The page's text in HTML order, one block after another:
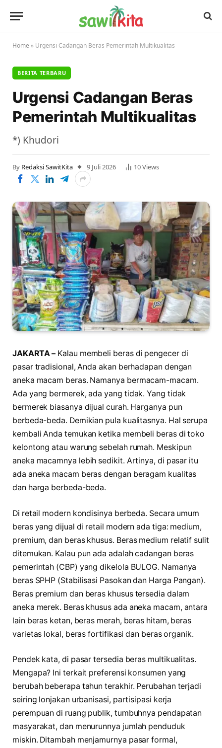
Home » Urgensi Cadangan Beras Pemerintah Multikualitas
BERITA TERBARU
Urgensi Cadangan Beras
Pemerintah Multikualitas
*) Khudori
By Redaksi SawitKita 9 Juli 2026 10Views
JAKARTA – Kalau membeli beras di pengecer di
pasar tradisional, Anda akan berhadapan dengan
aneka macam beras. Namanya bermacam-macam.
Ada yang bermerek, ada yang tidak. Yang tidak
bermerek biasanya dijual curah. Harganya pun
berbeda-beda. Demikian pula kualitasnya. Hal serupa
kembali Anda temukan ketika membeli beras di toko
kelontong atau warung sebelah rumah. Meskipun
aneka macamnya lebih sedikit. Artinya, di pasar itu
ada aneka macam beras dengan beragam kualitas
dan harga berbeda-beda.
Di retail modern kondisinya berbeda. Secara umum
beras yang dijual di retail modern ada tiga: medium,
premium, dan beras khusus. Beras medium relatif sulit
ditemukan. Kalau pun ada adalah cadangan beras
pemerintah (CBP) yang dikelola BULOG. Namanya
beras SPHP (Stabilisasi Pasokan dan Harga Pangan).
Beras premium dan beras khusus tersedia dalam
aneka merek. Beras khusus ada aneka macam, antara
lain beras ketan, beras merah, beras hitam, beras
varietas lokal, beras fortifikasi dan beras organik.
Pendek kata, di pasar tersedia beras multikualitas.
Mengapa? Ini terkait preferensi konsumen yang
berubah beberapa tahun terakhir. Perubahan terjadi
seiring lonjakan urbanisasi, partisipasi kerja
perempuan di ruang publik, tumbuhnya pendapatan
masyarakat, dan menurunnya jumlah penduduk
miskin. Ditambah menjamurnya pasar formal,